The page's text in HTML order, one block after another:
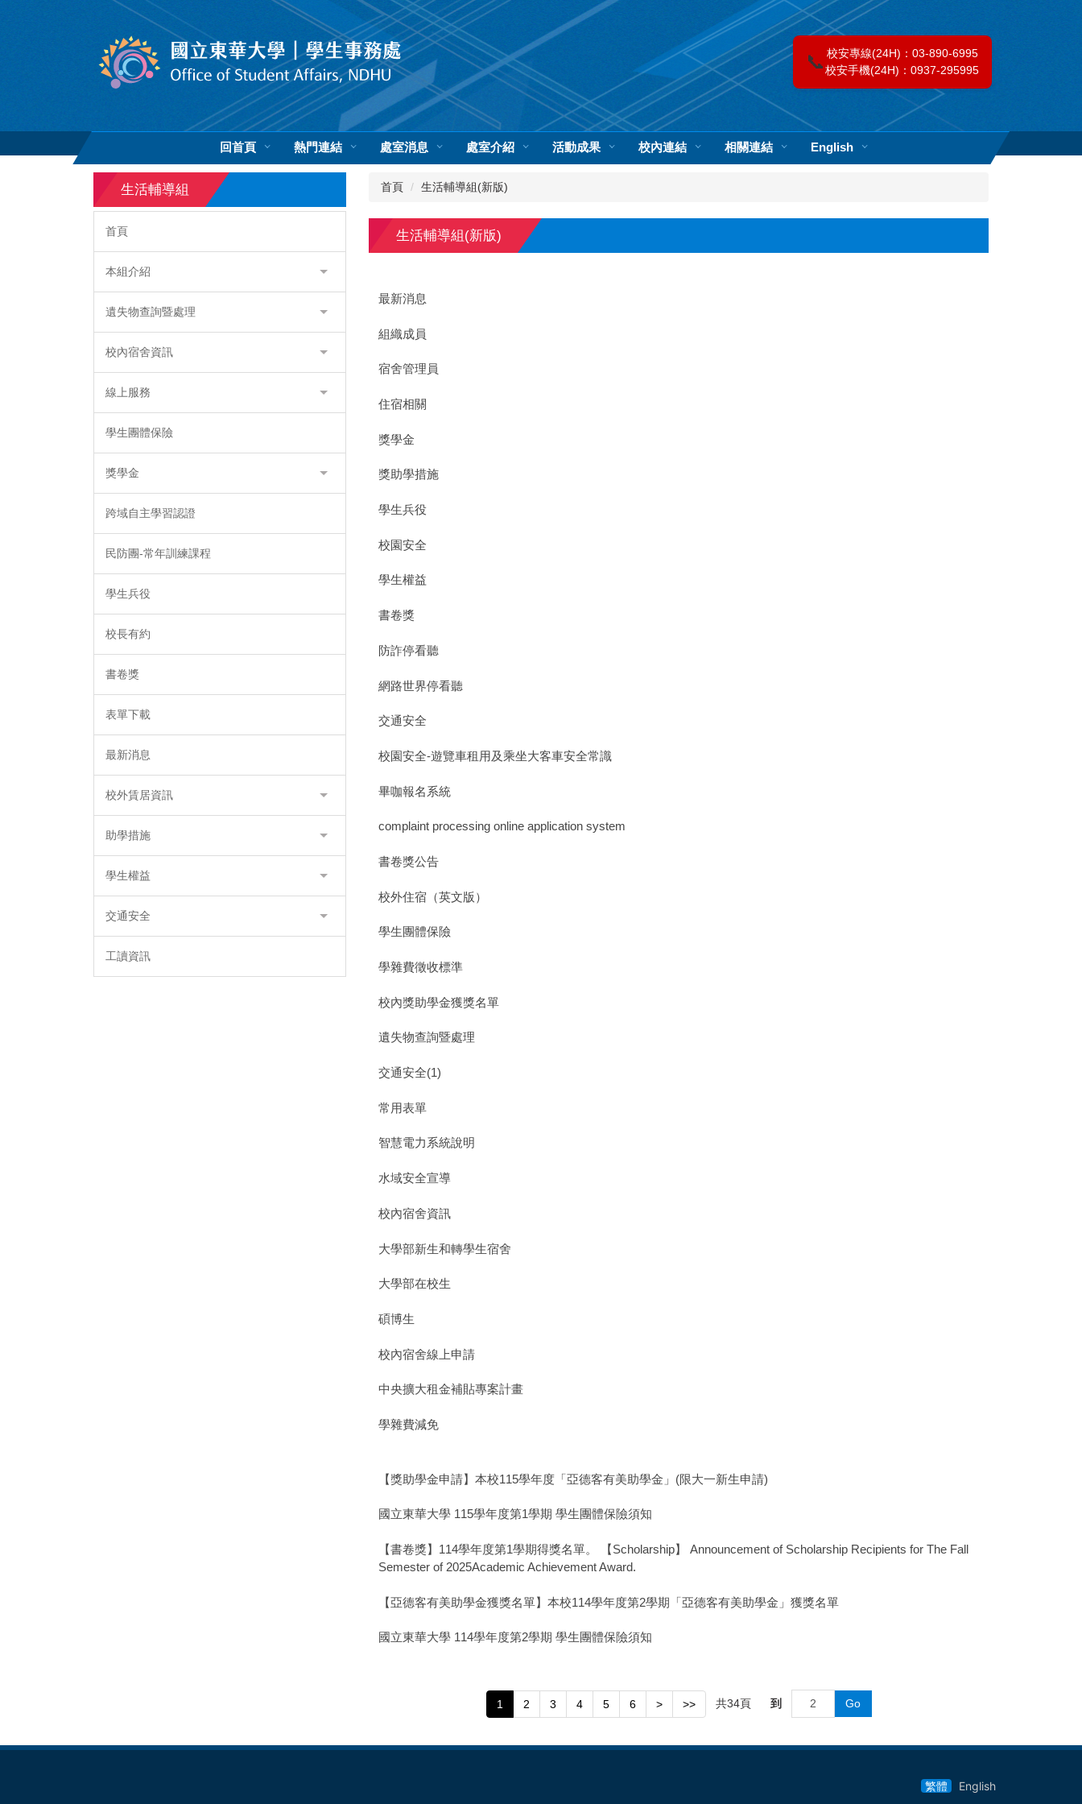
📞 校安專線(24H)：03-890-6995
校安手機(24H)：0937-295995
回首頁 熱門連結 處室消息 處室介紹 活動成果 校內連結 相關連結 English
生活輔導組
首頁
本組介紹
遺失物查詢暨處理
校內宿舍資訊
線上服務
學生團體保險
獎學金
跨域自主學習認證
民防團-常年訓練課程
學生兵役
校長有約
書卷獎
表單下載
最新消息
校外賃居資訊
助學措施
學生權益
交通安全
工讀資訊
首頁 生活輔導組(新版)
生活輔導組(新版)
最新消息
組織成員
宿舍管理員
住宿相關
獎學金
獎助學措施
學生兵役
校園安全
學生權益
書卷獎
防詐停看聽
網路世界停看聽
交通安全
校園安全-遊覽車租用及乘坐大客車安全常識
畢咖報名系統
complaint processing online application system
書卷獎公告
校外住宿（英文版）
學生團體保險
學雜費徵收標準
校內獎助學金獲獎名單
遺失物查詢暨處理
交通安全(1)
常用表單
智慧電力系統說明
水域安全宣導
校內宿舍資訊
大學部新生和轉學生宿舍
大學部在校生
碩博生
校內宿舍線上申請
中央擴大租金補貼專案計畫
學雜費減免
【獎助學金申請】本校115學年度「亞德客有美助學金」(限大一新生申請)
國立東華大學 115學年度第1學期 學生團體保險須知
【書卷獎】114學年度第1學期得獎名單。 【Scholarship】 Announcement of Scholarship Recipients for The Fall
Semester of 2025Academic Achievement Award.
【亞德客有美助學金獲獎名單】本校114學年度第2學期「亞德客有美助學金」獲獎名單
國立東華大學 114學年度第2學期 學生團體保險須知
1 2 3 4 5 6 > >> 共34頁 到 Go
繁體 English